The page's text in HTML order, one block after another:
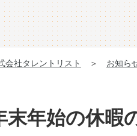
会社タレントリスト ＞ お知ら
末年始の休暇